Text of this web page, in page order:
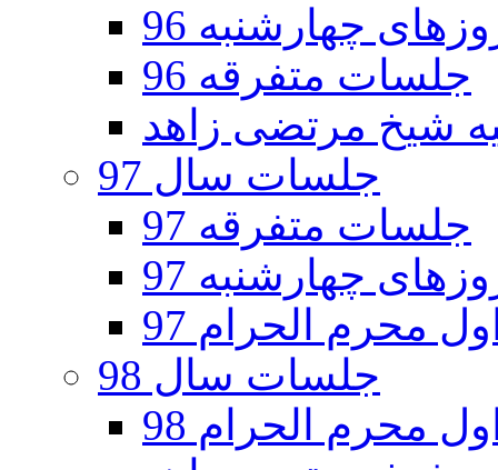
چهارشنبه 96
جلسات متفرقه 96
جلسات سال 97
جلسات متفرقه 97
چهارشنبه 97
محرم الحرام 97
جلسات سال 98
محرم الحرام 98